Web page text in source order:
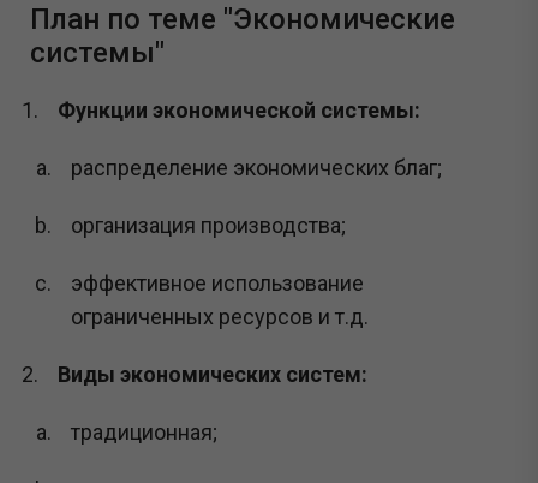
План по теме "Экономические
системы"
Функции экономической системы:
распределение экономических благ;
организация производства;
эффективное использование
ограниченных ресурсов и т.д.
Виды экономических систем:
традиционная;